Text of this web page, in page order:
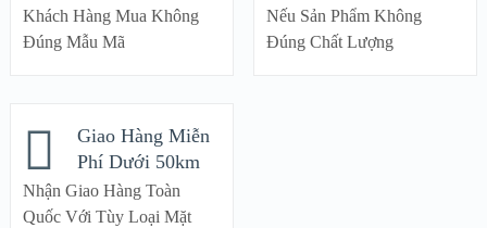
Khách Hàng Mua Không
Đúng Mẫu Mã
Nếu Sản Phẩm Không
Đúng Chất Lượng
Giao Hàng Miễn
Phí Dưới 50km
Nhận Giao Hàng Toàn
Quốc Với Tùy Loại Mặt